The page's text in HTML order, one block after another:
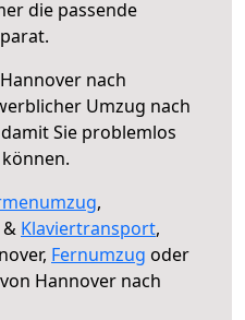
die passende
nach
Umzug nach
Sie problemlos
,
& Klaviertransport,
Fernumzug oder
von Hannover nach